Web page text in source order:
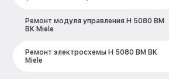
Ремонт модуля управления H 5080 BM
BK Miele
Ремонт электросхемы H 5080 BM BK
Miele